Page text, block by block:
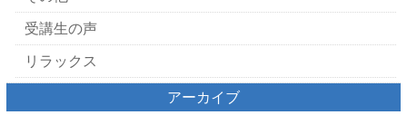
受講生の声
リラックス
アーカイブ